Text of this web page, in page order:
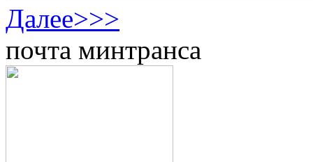
Далее>>>
почта минтранса